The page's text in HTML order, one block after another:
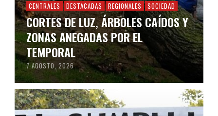
CENTRALES DESTACADAS REGIONALES SOCIEDAD
CORTES DE LUZ, ÁRBOLES CAÍDOS Y
ZONAS ANEGADAS POR EL
TEMPORAL
7 AGOSTO, 2026